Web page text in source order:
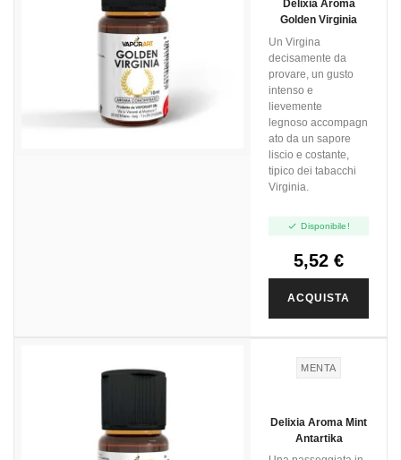
Delixia Aroma
Golden Virginia
Un Virgina
decisamente da
provare, un gusto
intenso e
lievemente
legnoso accompagn
ato da un sapore
liscio e costante,
tipico dei tabacchi
Virginia.
 Disponibile!
5,52 €
ACQUISTA
MENTA
Delixia Aroma Mint
Antartika